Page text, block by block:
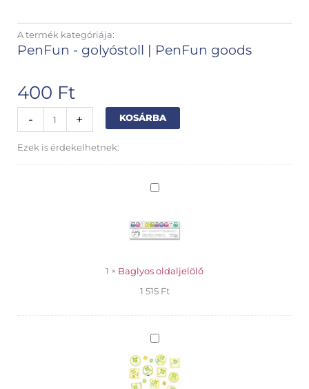
A termék kategóriája:
PenFun - golyóstoll | PenFun goods
400 Ft
-
golyóstoll
mennyiség
+ KOSÁRBA
Ezek is érdekelhetnek:
Baglyos
1 × Baglyos oldaljelölő
1 515 Ft
Baglyos
erdő
matrica